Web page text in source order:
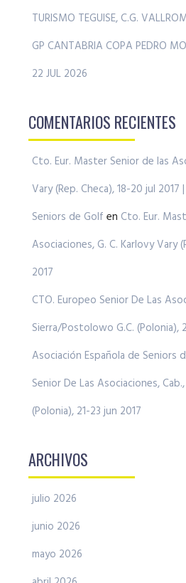
TURISMO TEGUISE, C.G.
GP CANTABRIA COPA PEDRO
22 JUL 2026
COMENTARIOS RECIENTES
Cto. Eur. Master Senior de las
Vary (Rep. Checa), 18-20 jul
Seniors de Golf en Cto. Eur.
Asociaciones, G. C. Karlovy Vary
2017
CTO. Europeo Senior De Las
Sierra/Postolowo G.C. (Polonia),
Asociación Española de Seniors
Senior De Las Asociaciones,
(Polonia), 21-23 jun 2017
ARCHIVOS
julio 2026
junio 2026
mayo 2026